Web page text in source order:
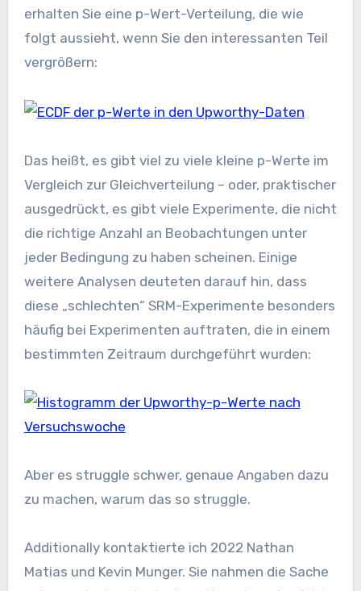
erhalten Sie eine p-Wert-Verteilung, die wie
folgt aussieht, wenn Sie den interessanten Teil
vergrößern:
Das heißt, es gibt viel zu viele kleine p-Werte im
Vergleich zur Gleichverteilung – oder, praktischer
ausgedrückt, es gibt viele Experimente, die nicht
die richtige Anzahl an Beobachtungen unter
jeder Bedingung zu haben scheinen. Einige
weitere Analysen deuteten darauf hin, dass
diese „schlechten“ SRM-Experimente besonders
häufig bei Experimenten auftraten, die in einem
bestimmten Zeitraum durchgeführt wurden:
Aber es struggle schwer, genaue Angaben dazu
zu machen, warum das so struggle.
Additionally kontaktierte ich 2022 Nathan
Matias und Kevin Munger. Sie nahmen die Sache